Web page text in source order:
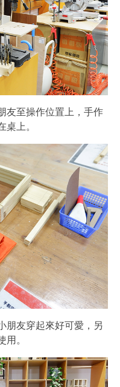
友至操作位置上，手作
桌上。
朋友穿起來好可愛，另
用。